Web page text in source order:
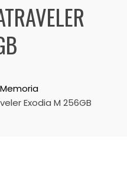
Memoria
Exodia M 256GB